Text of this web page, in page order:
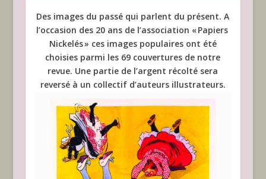
Des images du passé qui parlent du présent. A
l’occasion des 20 ans de l’association « Papiers
Nickelés » ces images populaires ont été
choisies parmi les 69 couvertures de notre
revue. Une partie de l’argent récolté sera
reversé à un collectif d’auteurs illustrateurs.